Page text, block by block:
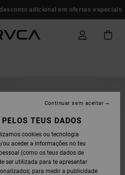
adicional em ofertas especiais
TEUS DADOS
cookies ou tecnologia
aceder a informações no teu
(como os teus dados de
ser utilizada para te apresentar
para medir a publicidade
Continuar sem aceitar